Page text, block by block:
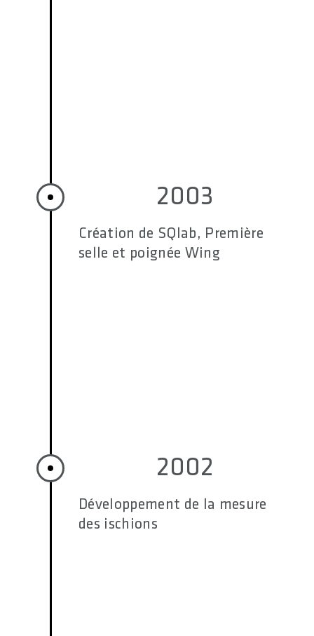
2003
Création de SQlab, Première
selle et poignée Wing
2002
Développement de la mesure
des ischions